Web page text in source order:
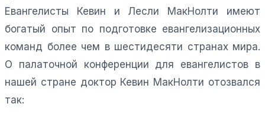
Евангелисты Кевин и Лесли МакНолти имеют
богатый опыт по подготовке евангелизационных
команд более чем в шестидесяти странах мира.
О палаточной конференции для евангелистов в
нашей стране доктор Кевин МакНолти отозвался
так: